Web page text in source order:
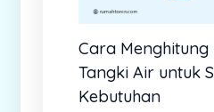
Cara Menghitung
Tangki Air untuk
Kebutuhan